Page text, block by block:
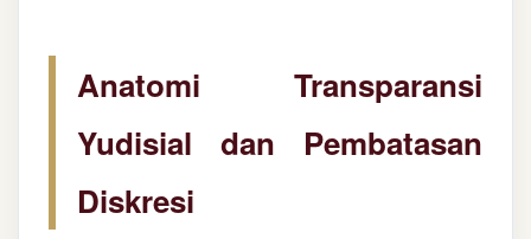
Anatomi Transparansi
Yudisial dan Pembatasan
Diskresi